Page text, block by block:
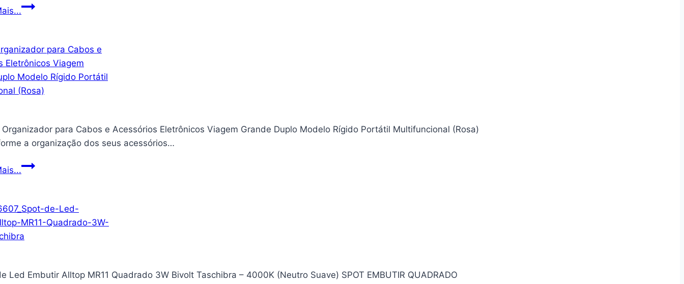
Baba
Peek-
a-
Boo
Multikids
Organizador para Cabos e Acessórios Eletrônicos Viagem Grande Duplo Modelo Rígido Portátil Multifuncional (Rosa)
a organização dos seus acessórios…
Estojo
Cabos
e
Acessórios
Grande
Led Embutir Alltop MR11 Quadrado 3W Bivolt Taschibra – 4000K (Neutro Suave) SPOT EMBUTIR QUADRADO